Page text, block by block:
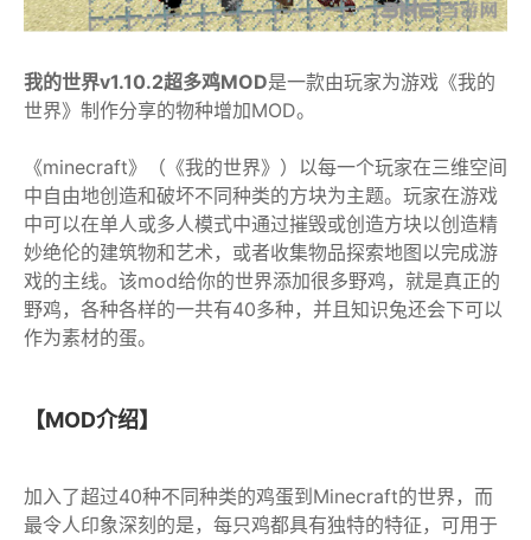
我的世界v1.10.2超多鸡MOD是一款由玩家为游戏《我的
世界》制作分享的物种增加MOD。
《minecraft》（《我的世界》）以每一个玩家在三维空间
中自由地创造和破坏不同种类的方块为主题。玩家在游戏
中可以在单人或多人模式中通过摧毁或创造方块以创造精
妙绝伦的建筑物和艺术，或者收集物品探索地图以完成游
戏的主线。该mod给你的世界添加很多野鸡，就是真正的
野鸡，各种各样的一共有40多种，并且知识兔还会下可以
作为素材的蛋。
【MOD介绍】
加入了超过40种不同种类的鸡蛋到Minecraft的世界，而
最令人印象深刻的是，每只鸡都具有独特的特征，可用于